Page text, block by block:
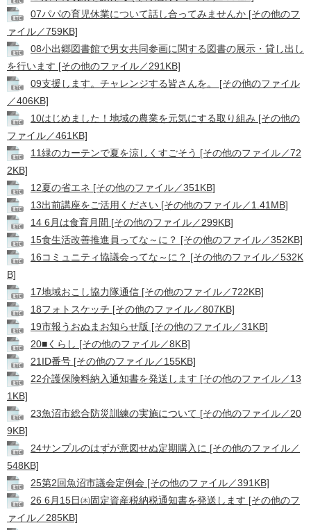
07パパの育児休業について話し合ってみませんか [その他のフ
ァイル／759KB]
08小出郷図書館で男女共同参画に関する図書の展示・貸し出し
を行います [その他のファイル／291KB]
09支援します。チャレンジする皆さんを。 [その他のファイル
／406KB]
10はじめました！地域の農業を元気にする取り組み [その他の
ファイル／461KB]
11緑のカーテンで夏を涼しくすごそう [その他のファイル／72
2KB]
12夏の省エネ [その他のファイル／351KB]
13出前講座をご活用ください [その他のファイル／1.41MB]
14 6月は食育月間 [その他のファイル／299KB]
15食生活改善推進員ってな～に？ [その他のファイル／352KB]
16コミュニティ協議会ってな～に？ [その他のファイル／532K
B]
17地域おこし協力隊通信 [その他のファイル／722KB]
18フォトスケッチ [その他のファイル／807KB]
19市報うおぬまお知らせ版 [その他のファイル／31KB]
20■くらし [その他のファイル／8KB]
21ID番号 [その他のファイル／155KB]
22介護保険料納入通知書を発送します [その他のファイル／13
1KB]
23魚沼市総合防災訓練の実施について [その他のファイル／20
9KB]
24サンプルのはずが意図せぬ定期購入に [その他のファイル／
548KB]
25第2回魚沼市議会定例会 [その他のファイル／391KB]
26 6月15日㈭固定資産税納税通知書を発送します [その他のフ
ァイル／285KB]